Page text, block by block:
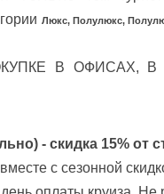
Люкс, Полулюкс,
В ОФИСАХ,
- скидка 15% от
с сезонной